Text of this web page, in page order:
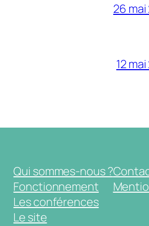
26
12
Qui sommes-nous ?
Fonctionnement
Les conférences
Le site